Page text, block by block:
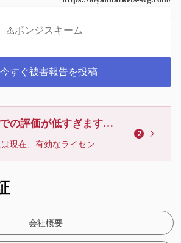
ポンジスキーム
今すぐ被害報告を投稿
注意：WikiFXでの評価が低すぎます、利用しないでください
このブローカーには現在、有効なライセンスが確認されていません。リスクにご注意下さい！
2
会社概要